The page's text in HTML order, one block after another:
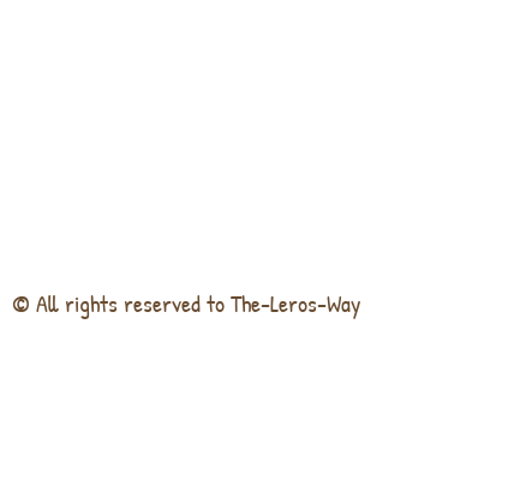
© All rights reserved to The-Leros-Way